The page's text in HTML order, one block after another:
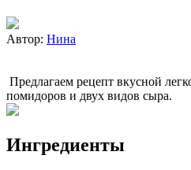
Автор: Нина
Предлагаем рецепт вкусной
помидоров и двух видов сыра.
Ингредиенты